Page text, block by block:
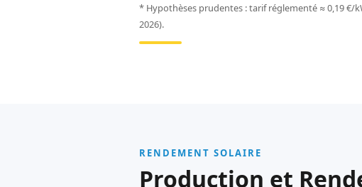
* Hypothèses prudentes : tarif réglementé ≈ 0,19 €/
2026).
RENDEMENT SOLAIRE
Production et